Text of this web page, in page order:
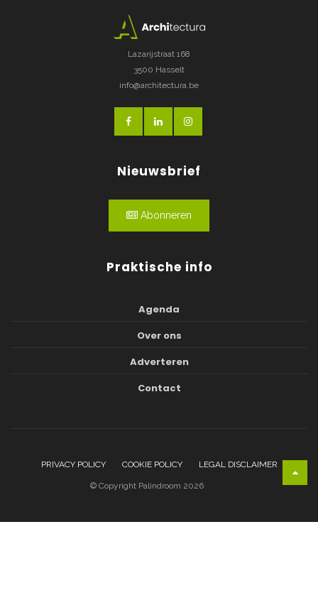
Lazarijstraat 168
3500 Hasselt
info@architectura.be
Nieuwsbrief
Abonneren
Praktische info
Agenda
Over ons
Adverteren
Contact
PRIVACY POLICY COOKIE POLICY LEGAL DISCLAIMER
© Copyright Palindroom 2026